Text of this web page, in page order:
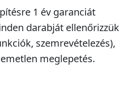
1 év garanciát
darabját ellenőrizzük
szemrevételezés),
meglepetés.